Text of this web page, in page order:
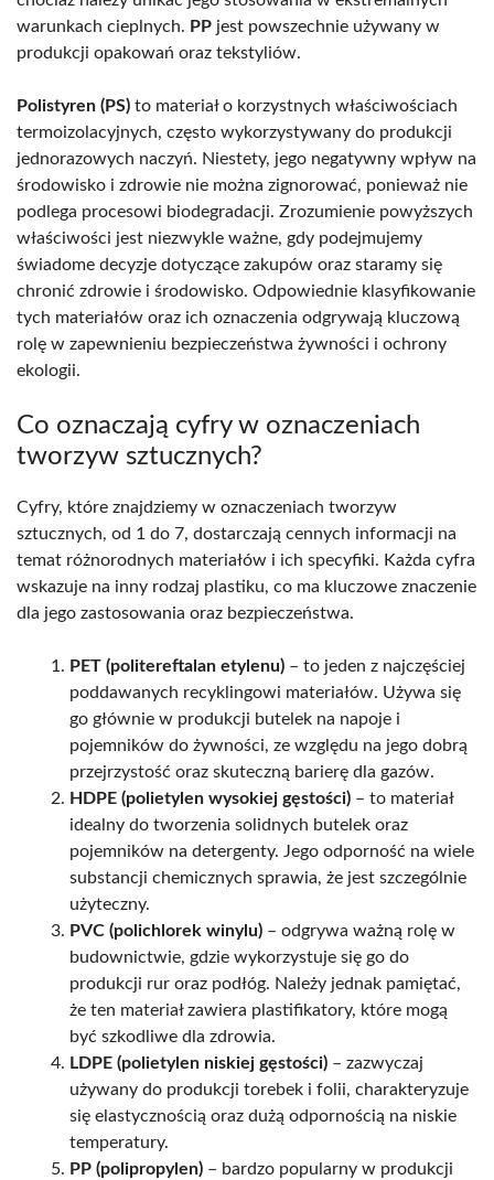
warunkach cieplnych. PP jest powszechnie używany w
produkcji opakowań oraz tekstyliów.
Polistyren (PS) to materiał o korzystnych właściwościach
termoizolacyjnych, często wykorzystywany do produkcji
jednorazowych naczyń. Niestety, jego negatywny wpływ na
środowisko i zdrowie nie można zignorować, ponieważ nie
podlega procesowi biodegradacji. Zrozumienie powyższych
właściwości jest niezwykle ważne, gdy podejmujemy
świadome decyzje dotyczące zakupów oraz staramy się
chronić zdrowie i środowisko. Odpowiednie klasyfikowanie
tych materiałów oraz ich oznaczenia odgrywają kluczową
rolę w zapewnieniu bezpieczeństwa żywności i ochrony
ekologii.
Co oznaczają cyfry w oznaczeniach
tworzyw sztucznych?
Cyfry, które znajdziemy w oznaczeniach tworzyw
sztucznych, od 1 do 7, dostarczają cennych informacji na
temat różnorodnych materiałów i ich specyfiki. Każda cyfra
wskazuje na inny rodzaj plastiku, co ma kluczowe znaczenie
dla jego zastosowania oraz bezpieczeństwa.
PET (politereftalan etylenu) – to jeden z najczęściej
poddawanych recyklingowi materiałów. Używa się
go głównie w produkcji butelek na napoje i
pojemników do żywności, ze względu na jego dobrą
przejrzystość oraz skuteczną barierę dla gazów.
HDPE (polietylen wysokiej gęstości) – to materiał
idealny do tworzenia solidnych butelek oraz
pojemników na detergenty. Jego odporność na wiele
substancji chemicznych sprawia, że jest szczególnie
użyteczny.
PVC (polichlorek winylu) – odgrywa ważną rolę w
budownictwie, gdzie wykorzystuje się go do
produkcji rur oraz podłóg. Należy jednak pamiętać,
że ten materiał zawiera plastifikatory, które mogą
być szkodliwe dla zdrowia.
LDPE (polietylen niskiej gęstości) – zazwyczaj
używany do produkcji torebek i folii, charakteryzuje
się elastycznością oraz dużą odpornością na niskie
temperatury.
PP (polipropylen) – bardzo popularny w produkcji